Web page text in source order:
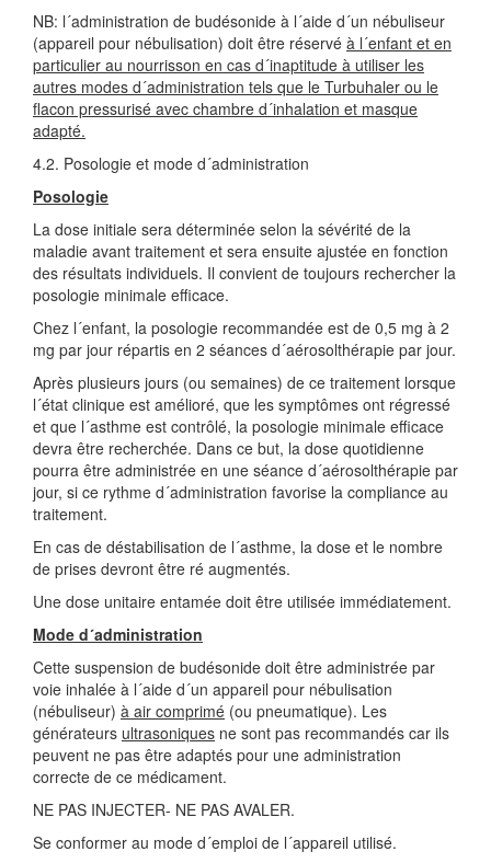
NB: l´administration de budésonide à l´aide d´un nébuliseur
(appareil pour nébulisation) doit être réservé à l´enfant et en
particulier au nourrisson en cas d´inaptitude à utiliser les
autres modes d´administration tels que le Turbuhaler ou le
flacon pressurisé avec chambre d´inhalation et masque
adapté.
4.2. Posologie et mode d´administration
Posologie
La dose initiale sera déterminée selon la sévérité de la
maladie avant traitement et sera ensuite ajustée en fonction
des résultats individuels. Il convient de toujours rechercher la
posologie minimale efficace.
Chez l´enfant, la posologie recommandée est de 0,5 mg à 2
mg par jour répartis en 2 séances d´aérosolthérapie par jour.
Après plusieurs jours (ou semaines) de ce traitement lorsque
l´état clinique est amélioré, que les symptômes ont régressé
et que l´asthme est contrôlé, la posologie minimale efficace
devra être recherchée. Dans ce but, la dose quotidienne
pourra être administrée en une séance d´aérosolthérapie par
jour, si ce rythme d´administration favorise la compliance au
traitement.
En cas de déstabilisation de l´asthme, la dose et le nombre
de prises devront être ré augmentés.
Une dose unitaire entamée doit être utilisée immédiatement.
Mode d´administration
Cette suspension de budésonide doit être administrée par
voie inhalée à l´aide d´un appareil pour nébulisation
(nébuliseur) à air comprimé (ou pneumatique). Les
générateurs ultrasoniques ne sont pas recommandés car ils
peuvent ne pas être adaptés pour une administration
correcte de ce médicament.
NE PAS INJECTER- NE PAS AVALER.
Se conformer au mode d´emploi de l´appareil utilisé.